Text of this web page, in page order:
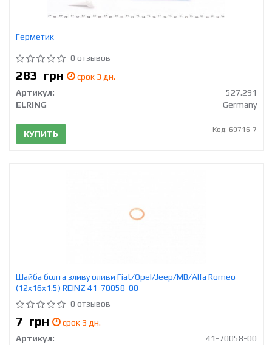
Герметик
0 отзывов
283 грн
срок 3 дн.
Артикул:
527.291
ELRING
Germany
КУПИТЬ Код: 69716-7
Шайба болта зливу оливи Fiat/Opel/Jeep/MB/Alfa Romeo
(12x16x1.5) REINZ 41-70058-00
0 отзывов
7 грн
срок 3 дн.
Артикул:
41-70058-00